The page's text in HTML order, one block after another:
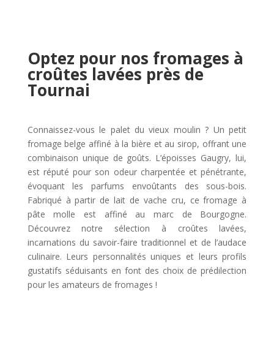
Optez pour nos fromages à
croûtes lavées près de
Tournai
Connaissez-vous le palet du vieux moulin ? Un petit
fromage belge affiné à la bière et au sirop, offrant une
combinaison unique de goûts. L’époisses Gaugry, lui,
est réputé pour son odeur charpentée et pénétrante,
évoquant les parfums envoûtants des sous-bois.
Fabriqué à partir de lait de vache cru, ce fromage à
pâte molle est affiné au marc de Bourgogne.
Découvrez notre sélection à croûtes lavées,
incarnations du savoir-faire traditionnel et de l’audace
culinaire. Leurs personnalités uniques et leurs profils
gustatifs séduisants en font des choix de prédilection
pour les amateurs de fromages !